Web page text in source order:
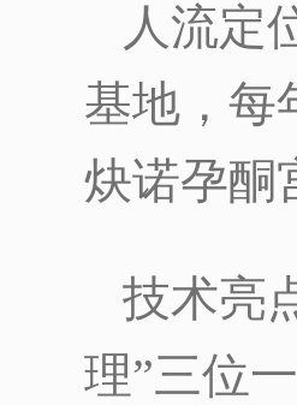
人流定
基地，每
炔诺孕酮
技术亮
理”三位